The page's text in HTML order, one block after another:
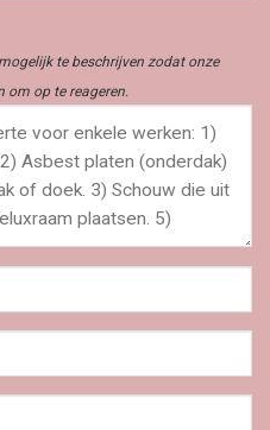
te beschrijven zodat onze
om op te reageren.